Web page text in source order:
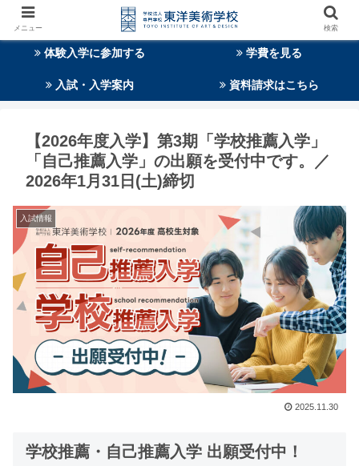
体験入学に参加する 学費を見る
入試・入学案内 資料請求はこちら
【2026年度入学】第3期「学校推薦入学」
「自己推薦入学」の出願を受付中です。／
2026年1月31日(土)締切
入試情報
2025.11.30
学校推薦・自己推薦入学 出願受付中！
メニュー 検索